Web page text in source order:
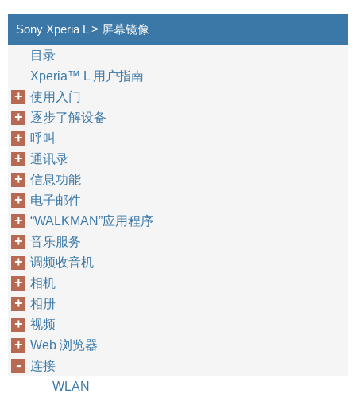
Sony Xperia L > 屏幕镜像
目录
Xperia™‎ L 用户指南
使用入门
逐步了解设备
呼叫
通讯录
信息功能
电子邮件
“WALKMAN”应用程序
音乐服务
调频收音机
相机
相册
视频
Web 浏览器
连接
WLAN